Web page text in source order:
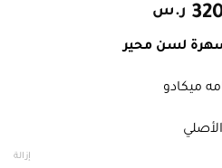
ر.س
لسن محير
ميكادو
الأصلي
إزالة